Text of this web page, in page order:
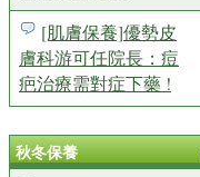
[肌膚保養]優勢皮
膚科游可任院長：痘
疤治療需對症下藥 !
秋冬保養